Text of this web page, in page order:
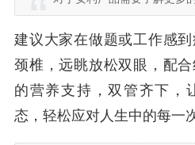
建议大家在做题或工作感
颈椎，远眺放松双眼，配
的营养支持，双管齐下，
态，轻松应对人生中的每一